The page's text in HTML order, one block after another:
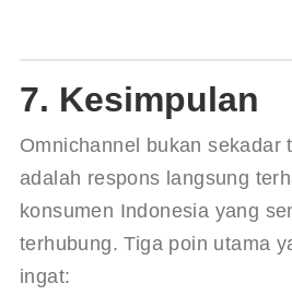
7. Kesimpulan
Omnichannel bukan
adalah respons langsung
konsumen Indonesia yang
terhubung. Tiga poin utama
ingat: